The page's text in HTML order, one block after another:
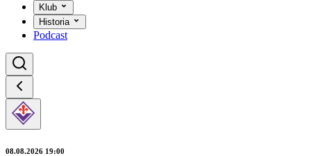
Klub
Historia
Podcast
08.08.2026 19:00